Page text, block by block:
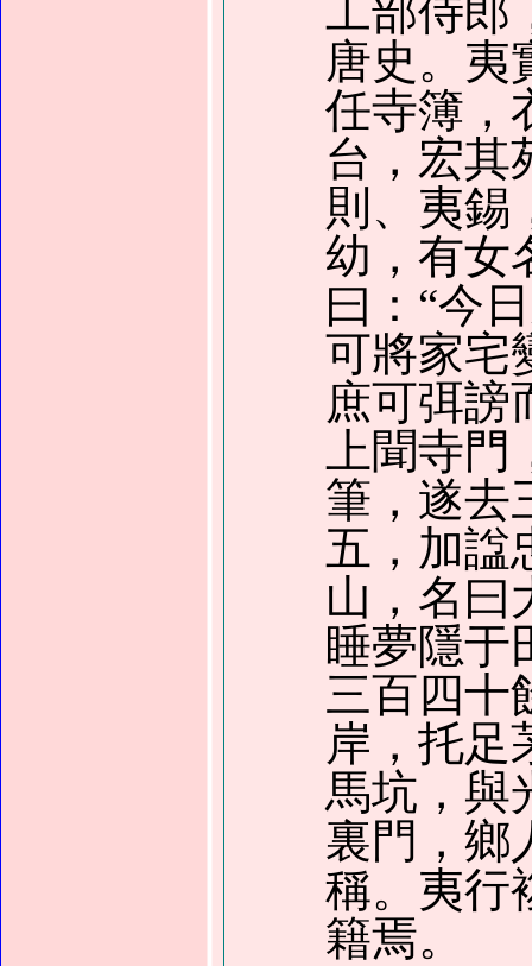
工部侍郎
唐史。夷
任寺簿，
台，宏其
則、夷錫
幼，有女
曰：“今
可將家宅
庶可弭謗
上聞寺
筆，遂去
五，加諡
山，名曰
睡夢隱于
三百四十
岸，托足
馬坑，與
裏門，鄉
稱。夷行
籍焉。